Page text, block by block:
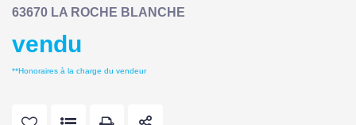
63670 LA ROCHE BLANCHE
vendu
**Honoraires à la charge du vendeur